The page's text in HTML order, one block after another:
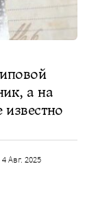
а на
4 Авг. 2025